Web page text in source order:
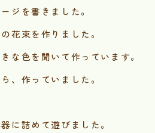
ジを書きました。
花束を作りました。
な色を聞いて作っています。
、作っていました。
に詰めて遊びました。